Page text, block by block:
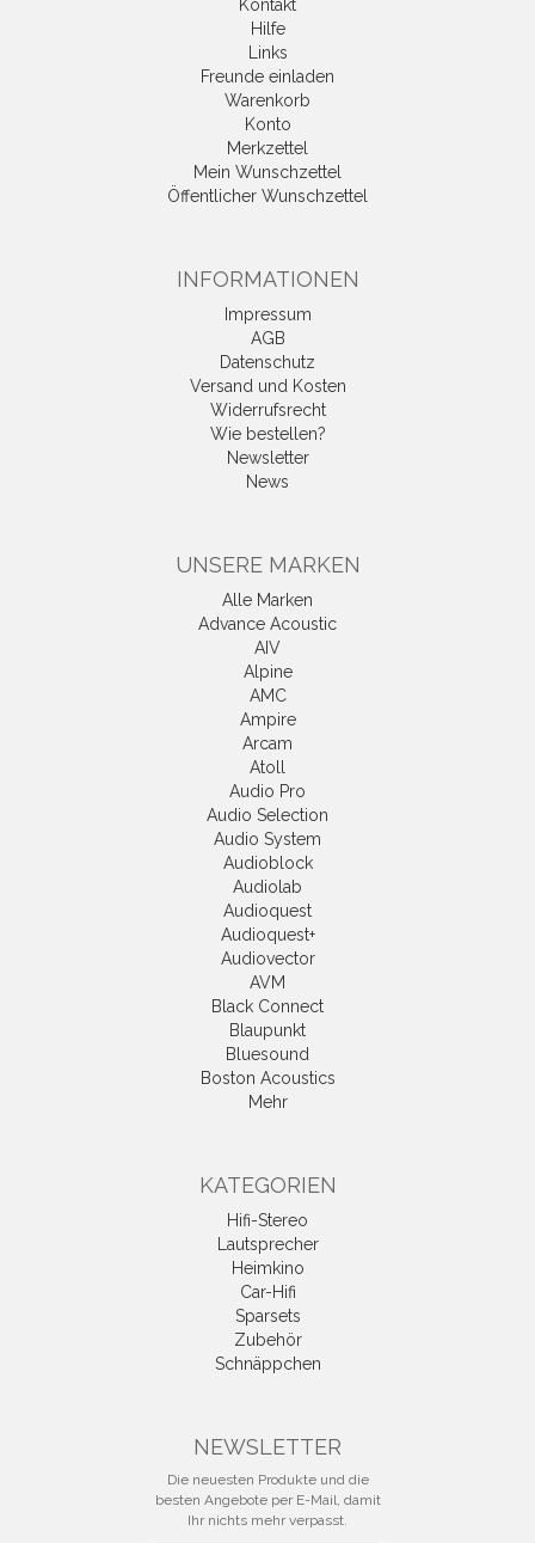
Kontakt
Hilfe
Links
Freunde einladen
Warenkorb
Konto
Merkzettel
Mein Wunschzettel
Öffentlicher Wunschzettel
INFORMATIONEN
Impressum
AGB
Datenschutz
Versand und Kosten
Widerrufsrecht
Wie bestellen?
Newsletter
News
UNSERE MARKEN
Alle Marken
Advance Acoustic
AIV
Alpine
AMC
Ampire
Arcam
Atoll
Audio Pro
Audio Selection
Audio System
Audioblock
Audiolab
Audioquest
Audioquest+
Audiovector
AVM
Black Connect
Blaupunkt
Bluesound
Boston Acoustics
Mehr
KATEGORIEN
Hifi-Stereo
Lautsprecher
Heimkino
Car-Hifi
Sparsets
Zubehör
Schnäppchen
NEWSLETTER
Die neuesten Produkte und die
besten Angebote per E-Mail, damit
Ihr nichts mehr verpasst.